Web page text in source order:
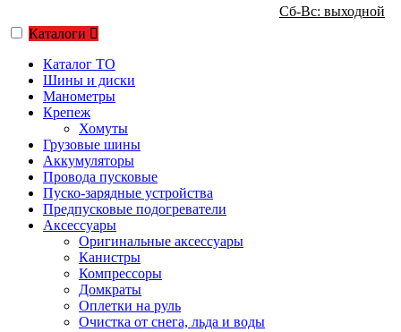
Сб-Вс: выходной
Каталоги
Каталог ТО
Шины и диски
Манометры
Крепеж
Хомуты
Грузовые шины
Аккумуляторы
Провода пусковые
Пуско-зарядные устройства
Предпусковые подогреватели
Аксессуары
Оригинальные аксессуары
Канистры
Компрессоры
Домкраты
Оплетки на руль
Очистка от снега, льда и воды